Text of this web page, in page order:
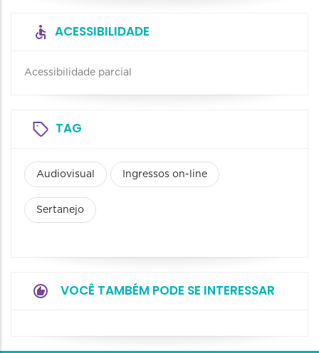
ACESSIBILIDADE
Acessibilidade parcial
TAG
Audiovisual Ingressos on-line
Sertanejo
VOCÊ TAMBÉM PODE SE INTERESSAR